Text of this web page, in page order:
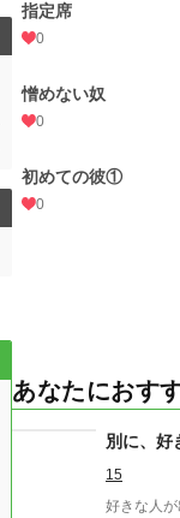
指定席
0
憎めない奴
0
初めての彼①
0
あなたにおす
別に、好
15
好きな人が出来た。 そう先